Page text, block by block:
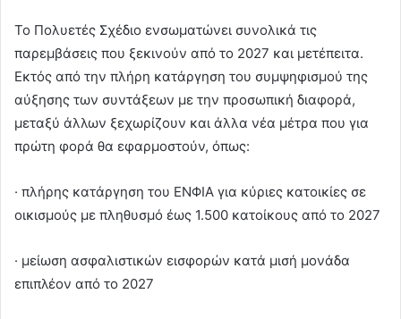
Το Πολυετές Σχέδιο ενσωματώνει συνολικά τις
παρεμβάσεις που ξεκινούν από το 2027 και μετέπειτα.
Εκτός από την πλήρη κατάργηση του συμψηφισμού της
αύξησης των συντάξεων με την προσωπική διαφορά,
μεταξύ άλλων ξεχωρίζουν και άλλα νέα μέτρα που για
πρώτη φορά θα εφαρμοστούν, όπως:
· πλήρης κατάργηση του ΕΝΦΙΑ για κύριες κατοικίες σε
οικισμούς με πληθυσμό έως 1.500 κατοίκους από το 2027
· μείωση ασφαλιστικών εισφορών κατά μισή μονάδα
επιπλέον από το 2027